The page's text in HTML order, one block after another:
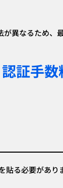
異なるため、
証手数
る必要があり